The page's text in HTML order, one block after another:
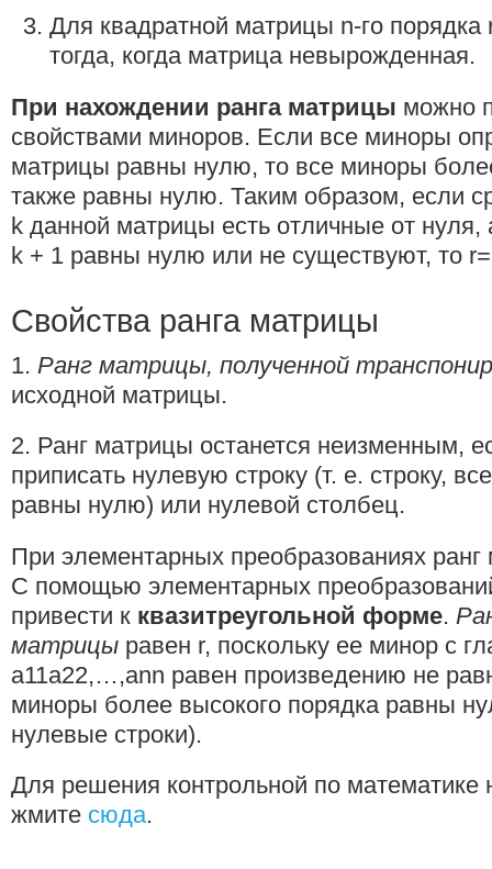
Для квадратной матрицы n-го порядка
тогда, когда матрица невырожденная.
При нахождении ранга матрицы можно
свойствами миноров. Если все миноры
матрицы равны нулю, то все миноры
также равны нулю. Таким образом, если
k данной матрицы есть отличные от
k + 1 равны нулю или не существуют, то
Свойства ранга матрицы
1. Ранг матрицы, полученной
исходной матрицы.
2. Ранг матрицы останется неизменным,
приписать нулевую строку (т. е. строку,
равны нулю) или нулевой столбец.
При элементарных преобразованиях
С помощью элементарных
привести к квазитреугольной форме.
матрицы равен r, поскольку ее минор с
а11а22,…,аnn равен произведению не
миноры более высокого порядка равны
нулевые строки).
Для решения контрольной по математике
жмите сюда.